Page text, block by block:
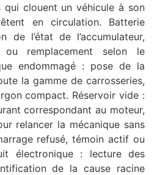
qui clouent un véhicule à son
en circulation. Batterie
de l’état de l’accumulateur,
ou remplacement selon le
endommagé : pose de la
la gamme de carrosseries,
compact. Réservoir vide :
correspondant au moteur,
relancer la mécanique sans
refusé, témoin actif ou
électronique : lecture des
de la cause racine